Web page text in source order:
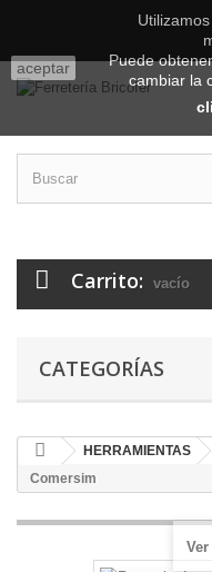
Carrito: vacío
CATEGORÍAS
HERRAMIENTAS
Comersim
aceptar
Puede
cambiar la